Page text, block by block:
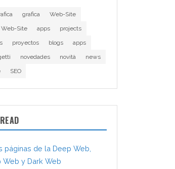
grafica
Web-Site
Web-Site apps
projects
proyectos blogs
apps
novedades novità
news
SEO
páginas de la Deep Web,
Web y Dark Web